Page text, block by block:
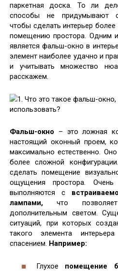
паркетная доска. То ли
способы не придумывают
чтобы сделать интерьер
помещению простора. Одним
является фальш-окно в
элемент наиболее удачно и
и учитывать множество
расскажем.
1. Что это такое фальш-окно,
использовать?
Фальш-окно – это ложная
настоящий оконный проем,
максимально естественно.
более сложной
сделать помещение
ощущения простора.
выполняются с
лампами, что позволяет
дополнительным светом.
ситуаций, при которых
такого элемента
спасением. Например:
Глухое помещение